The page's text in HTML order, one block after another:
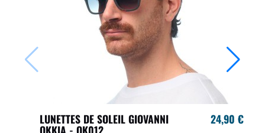
LUNETTES DE SOLEIL GIOVANNI
OKKIA - OK012
24,90 €